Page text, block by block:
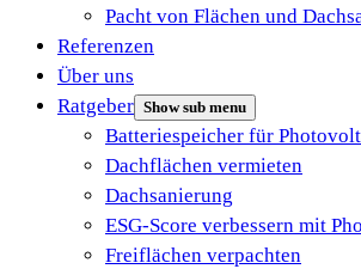
Pacht von Flächen und
Referenzen
Über uns
Ratgeber Show sub menu
Batteriespeicher für
Dachflächen vermieten
Dachsanierung
ESG-Score verbessern mit
Freiflächen verpachten